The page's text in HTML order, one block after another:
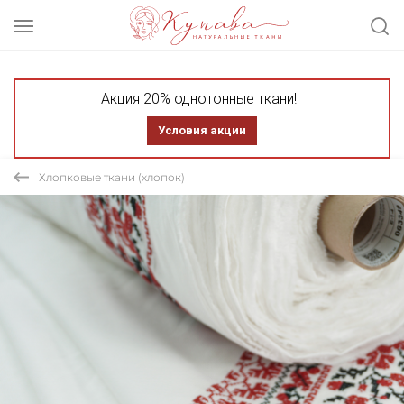
Акция 20% однотонные ткани!
Условия акции
Хлопковые ткани (хлопок)